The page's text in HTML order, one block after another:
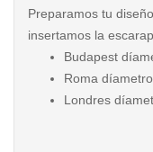
Preparamos tu
insertamos la
Budapest
Roma
Londres